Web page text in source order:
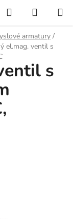
Hledat
KOŠÍK
armatury /
el.mag. ventil s
s